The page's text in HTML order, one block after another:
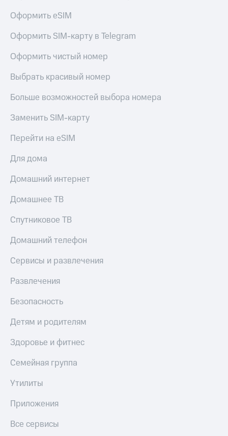
Оформить eSIM
Оформить SIM-карту в Telegram
Оформить чистый номер
Выбрать красивый номер
Больше возможностей выбора номера
Заменить SIM-карту
Перейти на eSIM
Для дома
Домашний интернет
Домашнее ТВ
Спутниковое ТВ
Домашний телефон
Сервисы и развлечения
Развлечения
Безопасность
Детям и родителям
Здоровье и фитнес
Семейная группа
Утилиты
Приложения
Все сервисы